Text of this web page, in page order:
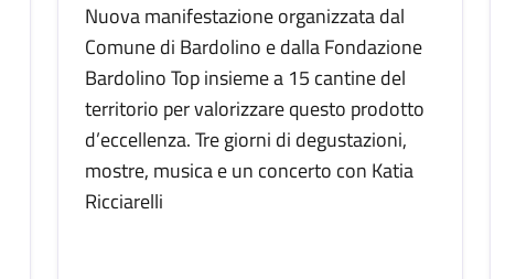
Nuova manifestazione organizzata dal
Comune di Bardolino e dalla Fondazione
Bardolino Top insieme a 15 cantine del
territorio per valorizzare questo prodotto
d’eccellenza. Tre giorni di degustazioni,
mostre, musica e un concerto con Katia
Ricciarelli